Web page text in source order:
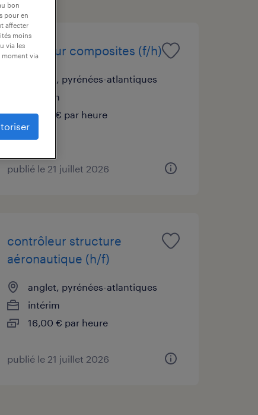
contrôleur composites (f/h)
anglet, pyrénées-atlantiques
intérim
15,00 € par heure
publié le 21 juillet 2026
contrôleur structure
aéronautique (h/f)
anglet, pyrénées-atlantiques
intérim
16,00 € par heure
publié le 21 juillet 2026
bon
pour en
affecter
moins
via les
moment via